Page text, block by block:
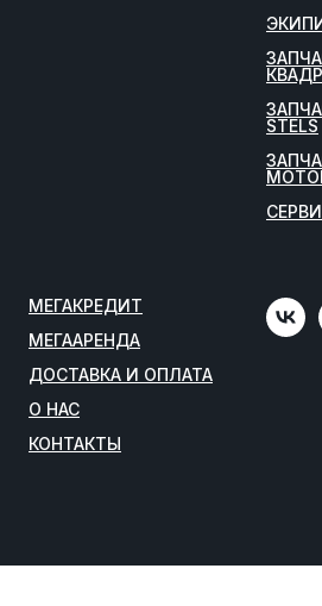
STELS
МЕГАКРЕДИТ
МЕГААРЕНДА
ДОСТАВКА И ОПЛАТА
О НАС
КОНТАКТЫ